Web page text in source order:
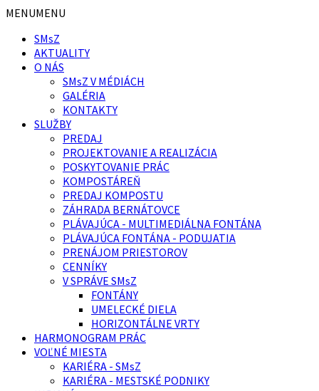
Preskočiť
obsah
Preskočiť
pätičku
MENUMENU
SMsZ
AKTUALITY
O NÁS
SMsZ V MÉDIÁCH
GALÉRIA
KONTAKTY
SLUŽBY
PREDAJ
PROJEKTOVANIE A REALIZÁCIA
POSKYTOVANIE PRÁC
KOMPOSTÁREŇ
PREDAJ KOMPOSTU
ZÁHRADA BERNÁTOVCE
PLÁVAJÚCA - MULTIMEDIÁLNA FONTÁNA
PLÁVAJÚCA FONTÁNA - PODUJATIA
PRENÁJOM PRIESTOROV
CENNÍKY
V SPRÁVE SMsZ
FONTÁNY
UMELECKÉ DIELA
HORIZONTÁLNE VRTY
HARMONOGRAM PRÁC
VOĽNÉ MIESTA
KARIÉRA - SMsZ
KARIÉRA - MESTSKÉ PODNIKY